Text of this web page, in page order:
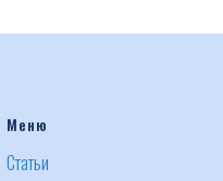
Меню
Статьи